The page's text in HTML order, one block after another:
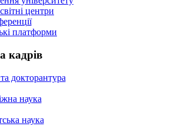
центри
платформи
кадрів
докторантура
наука
наука